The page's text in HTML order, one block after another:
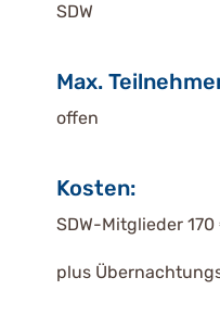
SDW
Max.
offen
Kosten:
SDW-Mitglieder
plus